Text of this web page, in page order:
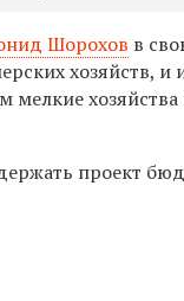
Шорохов в
хозяйств,
мелкие
проект